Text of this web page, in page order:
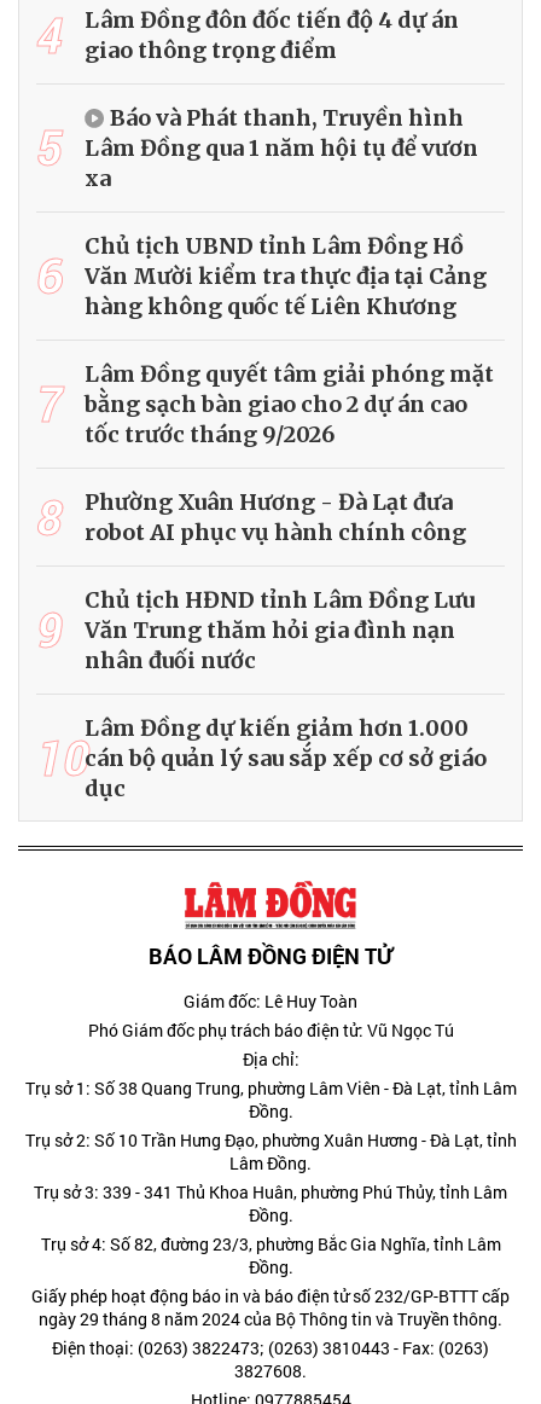
4
Lâm Đồng đôn đốc tiến độ 4 dự án
giao thông trọng điểm
5
Báo và Phát thanh, Truyền hình
Lâm Đồng qua 1 năm hội tụ để vươn
xa
6
Chủ tịch UBND tỉnh Lâm Đồng Hồ
Văn Mười kiểm tra thực địa tại Cảng
hàng không quốc tế Liên Khương
7
Lâm Đồng quyết tâm giải phóng mặt
bằng sạch bàn giao cho 2 dự án cao
tốc trước tháng 9/2026
8
Phường Xuân Hương - Đà Lạt đưa
robot AI phục vụ hành chính công
9
Chủ tịch HĐND tỉnh Lâm Đồng Lưu
Văn Trung thăm hỏi gia đình nạn
nhân đuối nước
10Lâm Đồng dự kiến giảm hơn 1.000
cán bộ quản lý sau sắp xếp cơ sở giáo
dục
BÁO LÂM ĐỒNG ĐIỆN TỬ
Giám đốc: Lê Huy Toàn
Phó Giám đốc phụ trách báo điện tử: Vũ Ngọc Tú
Địa chỉ:
Trụ sở 1: Số 38 Quang Trung, phường Lâm Viên - Đà Lạt, tỉnh Lâm
Đồng.
Trụ sở 2: Số 10 Trần Hưng Đạo, phường Xuân Hương - Đà Lạt, tỉnh
Lâm Đồng.
Trụ sở 3: 339 - 341 Thủ Khoa Huân, phường Phú Thủy, tỉnh Lâm
Đồng.
Trụ sở 4: Số 82, đường 23/3, phường Bắc Gia Nghĩa, tỉnh Lâm
Đồng.
Giấy phép hoạt động báo in và báo điện tử số 232/GP-BTTT cấp
ngày 29 tháng 8 năm 2024 của Bộ Thông tin và Truyền thông.
Điện thoại: (0263) 3822473; (0263) 3810443 - Fax: (0263)
3827608.